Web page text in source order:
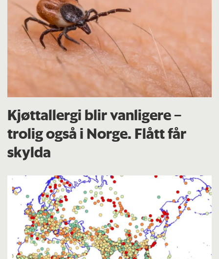
Kjøttallergi blir vanligere –
trolig også i Norge. Flått får
skylda